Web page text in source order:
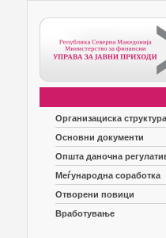
Организациска структура
Основни документи
Општа даночна
Меѓународна соработка
Отворени повици
Вработување